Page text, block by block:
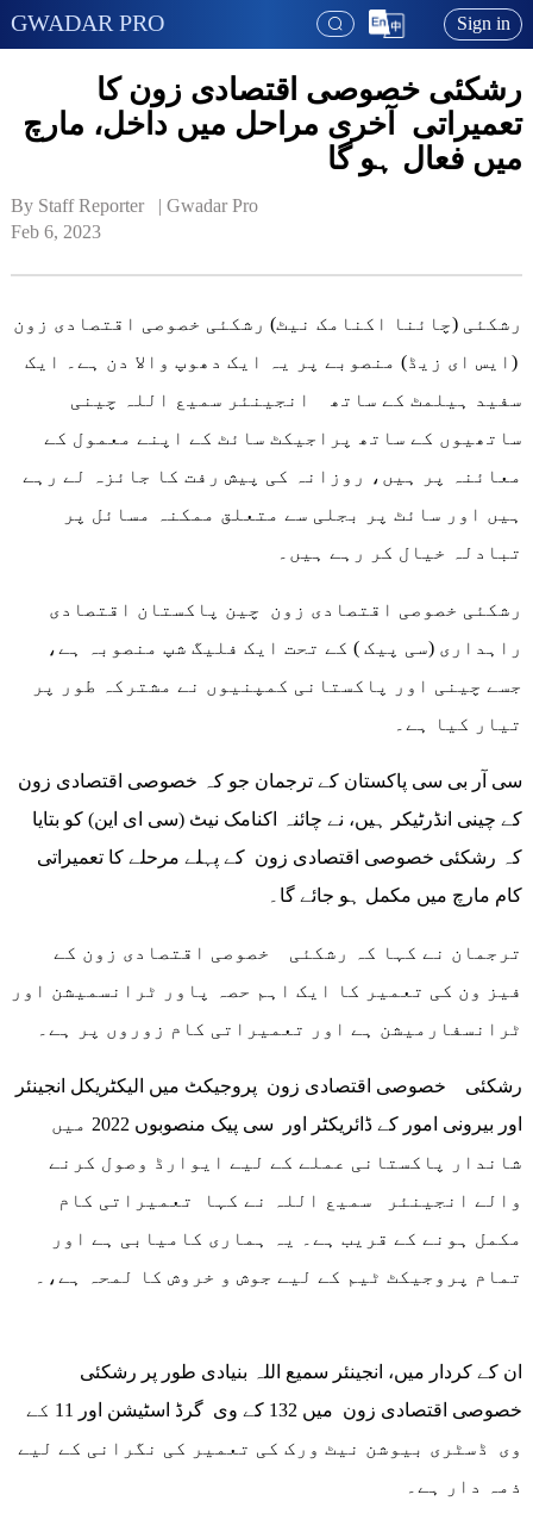
GWADAR PRO Sign in
رشکئی خصوصی اقتصادی زون کا
تعمیراتی آخری مراحل میں داخل، مارچ
میں فعال ہو گا
By Staff Reporter   | Gwadar Pro
Feb 6, 2023
رشکئی (چائنا اکنامک نیٹ) رشکئی خصوصی اقتصادی زون
(ایس ای زیڈ) منصوبے پر یہ ایک دھوپ والا دن ہے۔ ایک
سفید ہیلمٹ کے ساتھ انجینئر سمیع اللہ چینی
ساتھیوں کے ساتھ پراجیکٹ سائٹ کے اپنے معمول کے
معائنہ پر ہیں، روزانہ کی پیش رفت کا جائزہ لے رہے
ہیں اور سائٹ پر بجلی سے متعلق ممکنہ مسائل پر
تبادلہ خیال کر رہے ہیں۔
رشکئی خصوصی اقتصادی زون چین پاکستان اقتصادی
راہداری (سی پیک ) کے تحت ایک فلیگ شپ منصوبہ ہے،
جسے چینی اور پاکستانی کمپنیوں نے مشترکہ طور پر
تیار کیا ہے۔
سی آر بی سی پاکستان کے ترجمان جو کہ خصوصی اقتصادی زون
کے چینی انڈرٹیکر ہیں، نے چائنہ اکنامک نیٹ (سی ای این) کو بتایا
کہ رشکئی خصوصی اقتصادی زون کے پہلے مرحلے کا تعمیراتی
کام مارچ میں مکمل ہو جائے گا۔
ترجمان نے کہا کہ رشکئی خصوصی اقتصادی زون کے
فیز ون کی تعمیر کا ایک اہم حصہ پاور ٹرانسمیشن اور
ٹرانسفارمیشن ہے اور تعمیراتی کام زوروں پر ہے۔
اور بیرونی امور کے ڈائریکٹر اور سی پیک منصوبوں 2022 میں
شاندار پاکستانی عملے کے لیے ایوارڈ وصول کرنے
والے انجینئر سمیع اللہ نے کہا تعمیراتی کام
مکمل ہونے کے قریب ہے۔ یہ ہماری کامیابی ہے اور
تمام پروجیکٹ ٹیم کے لیے جوش و خروش کا لمحہ ہے،۔
ان کے کردار میں، انجینئر سمیع اللہ بنیادی طور پر رشکئی
خصوصی اقتصادی زون میں 132 کے وی گرڈ اسٹیشن اور 11 کے
وی ڈسٹری بیوشن نیٹ ورک کی تعمیر کی نگرانی کے لیے
ذمہ دار ہے۔